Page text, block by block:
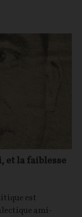
et la faiblesse
est
ami-